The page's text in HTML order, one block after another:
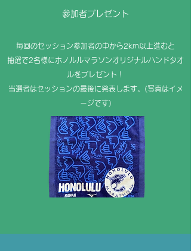
参加者プレゼント
毎回のセッション参加者の中から2km以上進むと
抽選で2名様にホノルルマラソンオリジナルハンドタオ
ルをプレゼント！
当選者はセッションの最後に発表します。(写真はイメ
ージです)